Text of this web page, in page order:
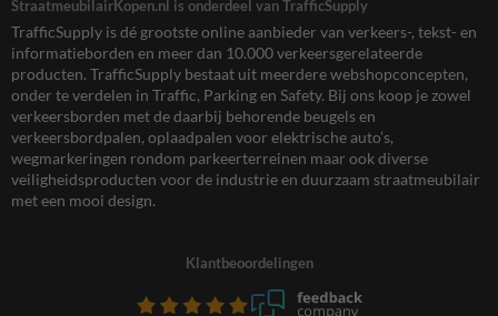
StraatmeubilairKopen.nl is onderdeel van TrafficSupply
TrafficSupply is dé grootste online aanbieder van verkeers-, tekst- en
informatieborden en meer dan 10.000 verkeersgerelateerde
producten. TrafficSupply bestaat uit meerdere webshopconcepten,
onder te verdelen in Traffic, Parking en Safety. Bij ons koop je zowel
verkeersborden met de daarbij behorende beugels en
verkeersbordpalen, oplaadpalen voor elektrische auto’s,
wegmarkeringen rondom parkeerterreinen maar ook diverse
veiligheidsproducten voor de industrie en duurzaam straatmeubilair
met een mooi design.
Klantbeoordelingen